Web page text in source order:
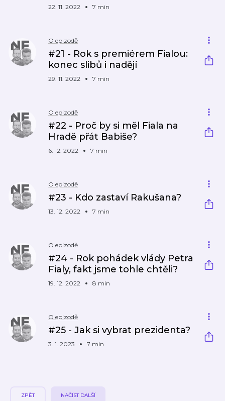
22. 11. 2022 7 min
O epizodě
#21 - Rok s premiérem Fialou:
konec slibů i nadějí
29. 11. 2022 7 min
O epizodě
#22 - Proč by si měl Fiala na
Hradě přát Babiše?
6. 12. 2022 7 min
O epizodě
#23 - Kdo zastaví Rakušana?
13. 12. 2022 7 min
O epizodě
#24 - Rok pohádek vlády Petra
Fialy, fakt jsme tohle chtěli?
19. 12. 2022 8 min
O epizodě
#25 - Jak si vybrat prezidenta?
3. 1. 2023 7 min
ZPĚT NAČÍST DALŠÍ